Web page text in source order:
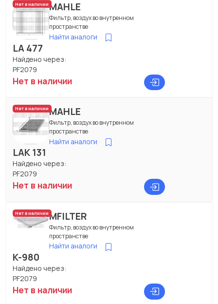
Нет в наличииMAHLE
Фильтр, воздух во внутренном
пространстве
Найти аналоги
LA 477
Найдено через:
PF2079
Нет в наличии
Нет в наличииMAHLE
Фильтр, воздух во внутренном
пространстве
Найти аналоги
LAK 131
Найдено через:
PF2079
Нет в наличии
Нет в наличииMFILTER
Фильтр, воздух во внутренном
пространстве
Найти аналоги
K-980
Найдено через:
PF2079
Нет в наличии